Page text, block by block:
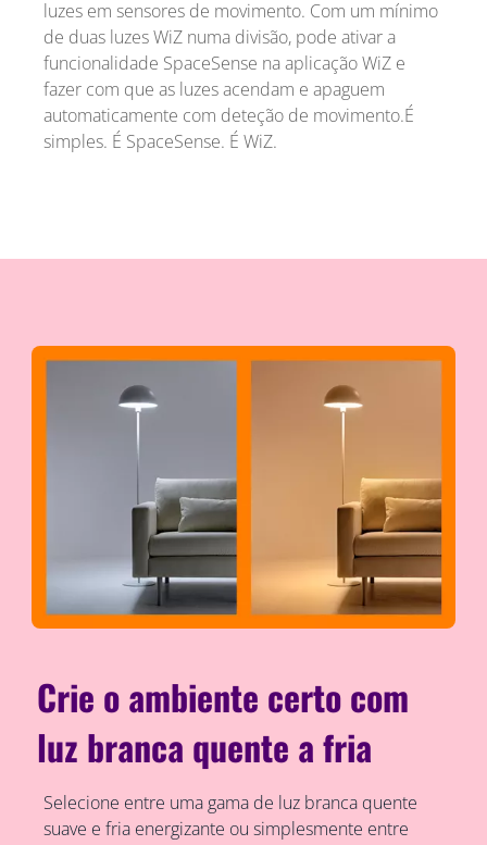
luzes em sensores de movimento. Com um mínimo
de duas luzes WiZ numa divisão, pode ativar a
funcionalidade SpaceSense na aplicação WiZ e
fazer com que as luzes acendam e apaguem
automaticamente com deteção de movimento.É
simples. É SpaceSense. É WiZ.
Crie o ambiente certo com
luz branca quente a fria
Selecione entre uma gama de luz branca quente
suave e fria energizante ou simplesmente entre